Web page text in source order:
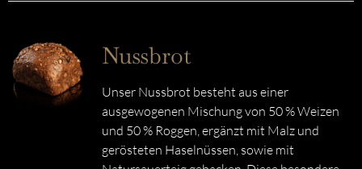
Nussbrot
Unser Nussbrot besteht aus einer
ausgewogenen Mischung von 50 % Weizen
und 50 % Roggen, ergänzt mit Malz und
gerösteten Haselnüssen, sowie mit